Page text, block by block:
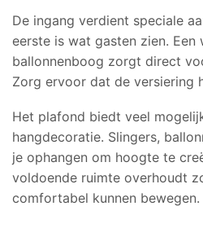
De ingang verdient speciale
eerste is wat gasten zien.
ballonnenboog zorgt direct
Zorg ervoor dat de versiering
Het plafond biedt veel
hangdecoratie. Slingers,
je ophangen om hoogte te
voldoende ruimte overhoudt
comfortabel kunnen bewegen.